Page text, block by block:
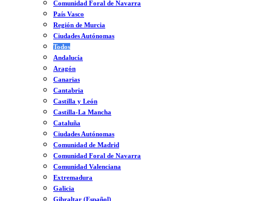
Comunidad Foral de Navarra
País Vasco
Región de Murcia
Ciudades Autónomas
Todos
Andalucía
Aragón
Canarias
Cantabria
Castilla y León
Castilla-La Mancha
Cataluña
Ciudades Autónomas
Comunidad de Madrid
Comunidad Foral de Navarra
Comunidad Valenciana
Extremadura
Galicia
Gibraltar (Español)